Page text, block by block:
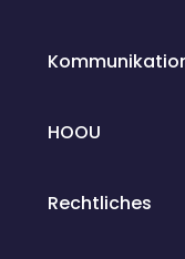
HOOU
Rechtliches